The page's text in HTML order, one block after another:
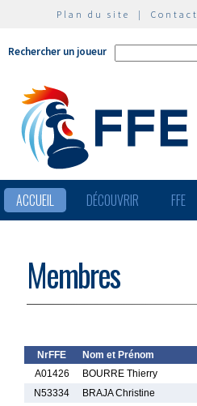
Plan du site | Contact
Rechercher un joueur
ACCUEIL DÉCOUVRIR FFE
Membres
NrFFE Nom et Prénom
A01426
BOURRE Thierry
N53334
BRAJA Christine